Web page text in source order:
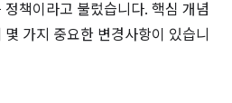
책이라고 불렀습니다. 핵심 개념
가지 중요한 변경사항이 있습니